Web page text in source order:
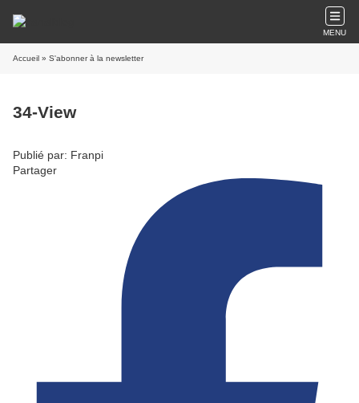
MENU
Accueil » S'abonner à la newsletter
34-View
Publié par: Franpi
Partager